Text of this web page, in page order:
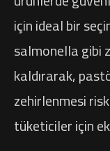
için ideal bir
salmonella gibi
kaldırarak,
zehirlenmesi
tüketiciler için